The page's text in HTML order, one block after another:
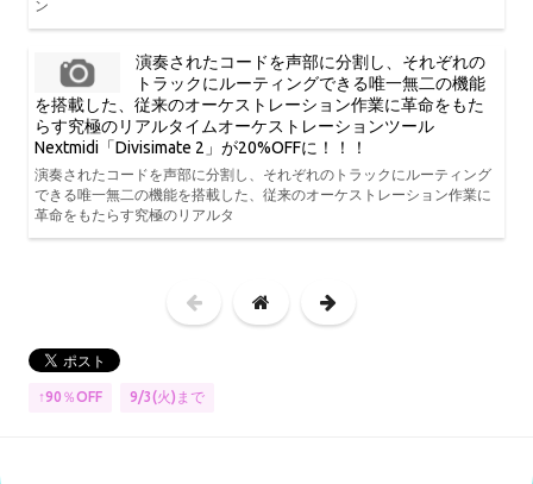
ン
演奏されたコードを声部に分割し、それぞれの
トラックにルーティングできる唯一無二の機能
を搭載した、従来のオーケストレーション作業に革命をもた
らす究極のリアルタイムオーケストレーションツール
Nextmidi「Divisimate 2」が20%OFFに！！！
演奏されたコードを声部に分割し、それぞれのトラックにルーティング
できる唯一無二の機能を搭載した、従来のオーケストレーション作業に
革命をもたらす究極のリアルタ
↑90％OFF 9/3(火)まで